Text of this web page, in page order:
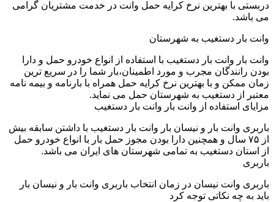
دربستی با بهترین نرخ کرایه حمل وانت در خدمت مشتریان گرامی
می باشد.
وانت بار دستغیب به شهرستان
وانت بار وانت بار دستغیب با استفاده از انواع خودرو حمل و دارا
بودن رانندگان مجرب و مورد اطمینان،بار شما را در سریع ترین
زمان ممکن و با بهترین نرخ کرایه حمل همراه با بارنامه و بیمه نامه
معتبر از دستغیب به شهرستان حمل می نماید.
مزایای استفاده از وانت بار وانت بار دستغیب
باربری وانت بار و نیسان بار وانت بار دستغیب با داشتن سابقه بیش
از ۷۵ سال و همچنین دارا بودن مجوز حمل بار با انواع خودرو حمل
از استان دستغیب به تمامی شهرستان های ایران می باشد.
باربری
باربری وانت نیسان در زمان انتخاب باربری وانت بار و نیسان بار
باید به چه نکاتی توجه کرد